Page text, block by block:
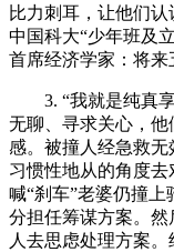
比力刺耳，让他们认
中国科大“少年班及
首席经济学家：将来
3. “我就是纯真享
无聊、寻求关心，
感。被撞人经急救
习惯性地从的角度
喊“刹车”老婆仍撞
分担任筹谋方案。
人去思虑处理方案